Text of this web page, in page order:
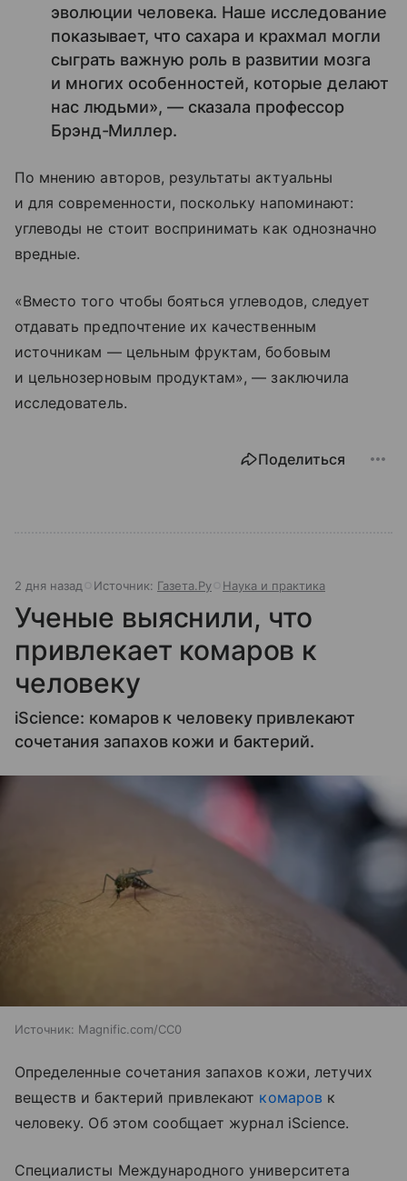
эволюции человека. Наше исследование
показывает, что сахара и крахмал могли
сыграть важную роль в развитии мозга
и многих особенностей, которые делают
нас людьми», — сказала профессор
Брэнд-Миллер.
По мнению авторов, результаты актуальны
и для современности, поскольку напоминают:
углеводы не стоит воспринимать как однозначно
вредные.
«Вместо того чтобы бояться углеводов, следует
отдавать предпочтение их качественным
источникам — цельным фруктам, бобовым
и цельнозерновым продуктам», — заключила
исследователь.
Поделиться
2 дня назад Источник: Газета.Ру Наука и практика
Ученые выяснили, что
привлекает комаров к
человеку
iScience: комаров к человеку привлекают
сочетания запахов кожи и бактерий.
Источник: Magnific.com/CC0
Определенные сочетания запахов кожи, летучих
веществ и бактерий привлекают комаров к
человеку. Об этом сообщает журнал iScience.
Специалисты Международного университета